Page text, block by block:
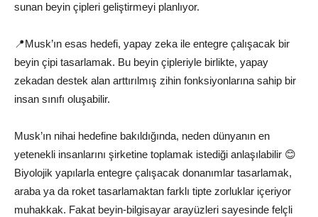
sunan beyin çipleri geliştirmeyi planlıyor.
📍Musk’ın esas hedefi, yapay zeka ile entegre çalışacak bir
beyin çipi tasarlamak. Bu beyin çipleriyle birlikte, yapay
zekadan destek alan arttırılmış zihin fonksiyonlarına sahip bir
insan sınıfı oluşabilir.
Musk’ın nihai hedefine bakıldığında, neden dünyanın en
yetenekli insanlarını şirketine toplamak istediği anlaşılabilir 😊
Biyolojik yapılarla entegre çalışacak donanımlar tasarlamak,
araba ya da roket tasarlamaktan farklı tipte zorluklar içeriyor
muhakkak. Fakat beyin-bilgisayar arayüzleri sayesinde felçli